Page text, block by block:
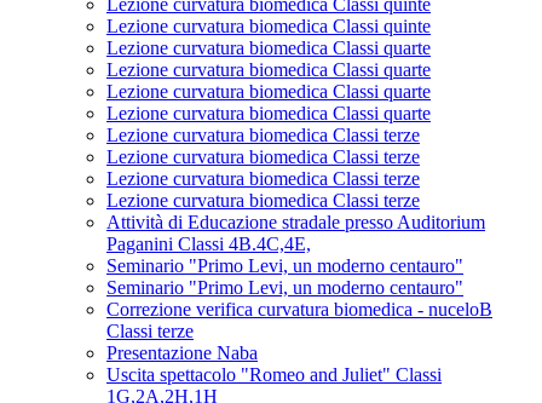
Lezione curvatura biomedica Classi quinte
Lezione curvatura biomedica Classi quinte
Lezione curvatura biomedica Classi quarte
Lezione curvatura biomedica Classi quarte
Lezione curvatura biomedica Classi quarte
Lezione curvatura biomedica Classi quarte
Lezione curvatura biomedica Classi terze
Lezione curvatura biomedica Classi terze
Lezione curvatura biomedica Classi terze
Lezione curvatura biomedica Classi terze
Attività di Educazione stradale presso Auditorium
Paganini Classi 4B.4C,4E,
Seminario "Primo Levi, un moderno centauro"
Seminario "Primo Levi, un moderno centauro"
Correzione verifica curvatura biomedica - nuceloB
Classi terze
Presentazione Naba
Uscita spettacolo "Romeo and Juliet" Classi
1G,2A,2H,1H